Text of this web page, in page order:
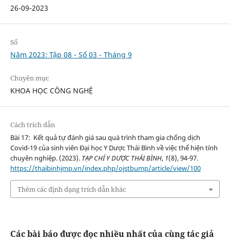
26-09-2023
Số
Năm 2023: Tập 08 - Số 03 - Tháng 9
Chuyên mục
KHOA HỌC CÔNG NGHỆ
Cách trích dẫn
Bài 17: Kết quả tự đánh giá sau quá trình tham gia chống dịch
Covid-19 của sinh viên Đại học Y Dược Thái Bình về việc thể hiện tính
chuyên nghiệp. (2023). TẠP CHÍ Y DƯỢC THÁI BÌNH, 1(8), 94-97.
https://thaibinhjmp.vn/index.php/ojstbump/article/view/100
Thêm các định dạng trích dẫn khác
Các bài báo được đọc nhiều nhất của cùng tác giả